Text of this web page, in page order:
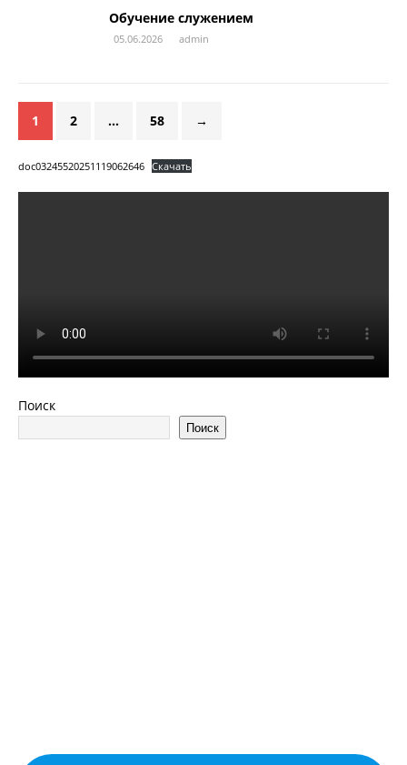
Обучение служением
05.06.2026 admin
1 2 … 58 →
doc03245520251119062646 Скачать
Поиск
Поиск